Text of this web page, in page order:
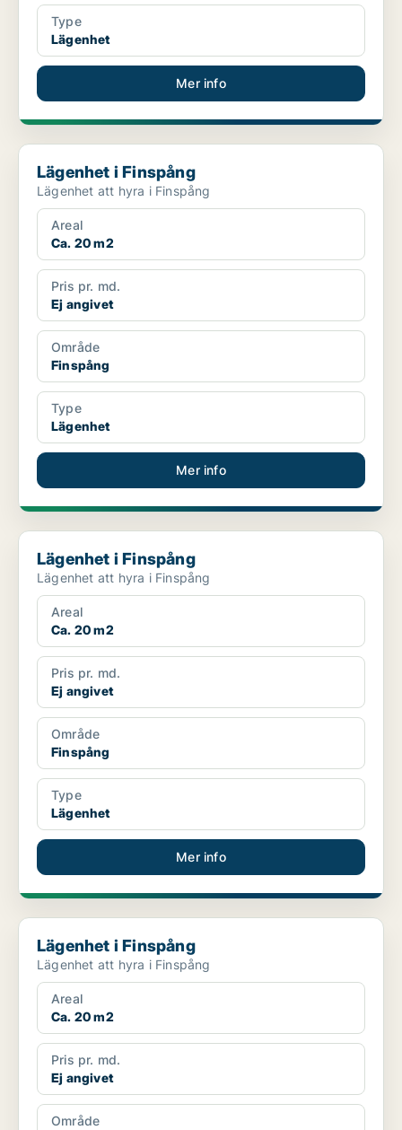
Type
Lägenhet
Mer info
Lägenhet i Finspång
Lägenhet i Finspång
Lägenhet att hyra i Finspång
Areal
Ca. 20 m2
Pris pr. md.
Ej angivet
Område
Finspång
Type
Lägenhet
Mer info
Lägenhet i Finspång
Lägenhet i Finspång
Lägenhet att hyra i Finspång
Areal
Ca. 20 m2
Pris pr. md.
Ej angivet
Område
Finspång
Type
Lägenhet
Mer info
Lägenhet i Finspång
Lägenhet i Finspång
Lägenhet att hyra i Finspång
Areal
Ca. 20 m2
Pris pr. md.
Ej angivet
Område